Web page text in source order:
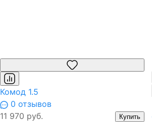
Комод 1.5
0 отзывов
11 970 руб.
Купить